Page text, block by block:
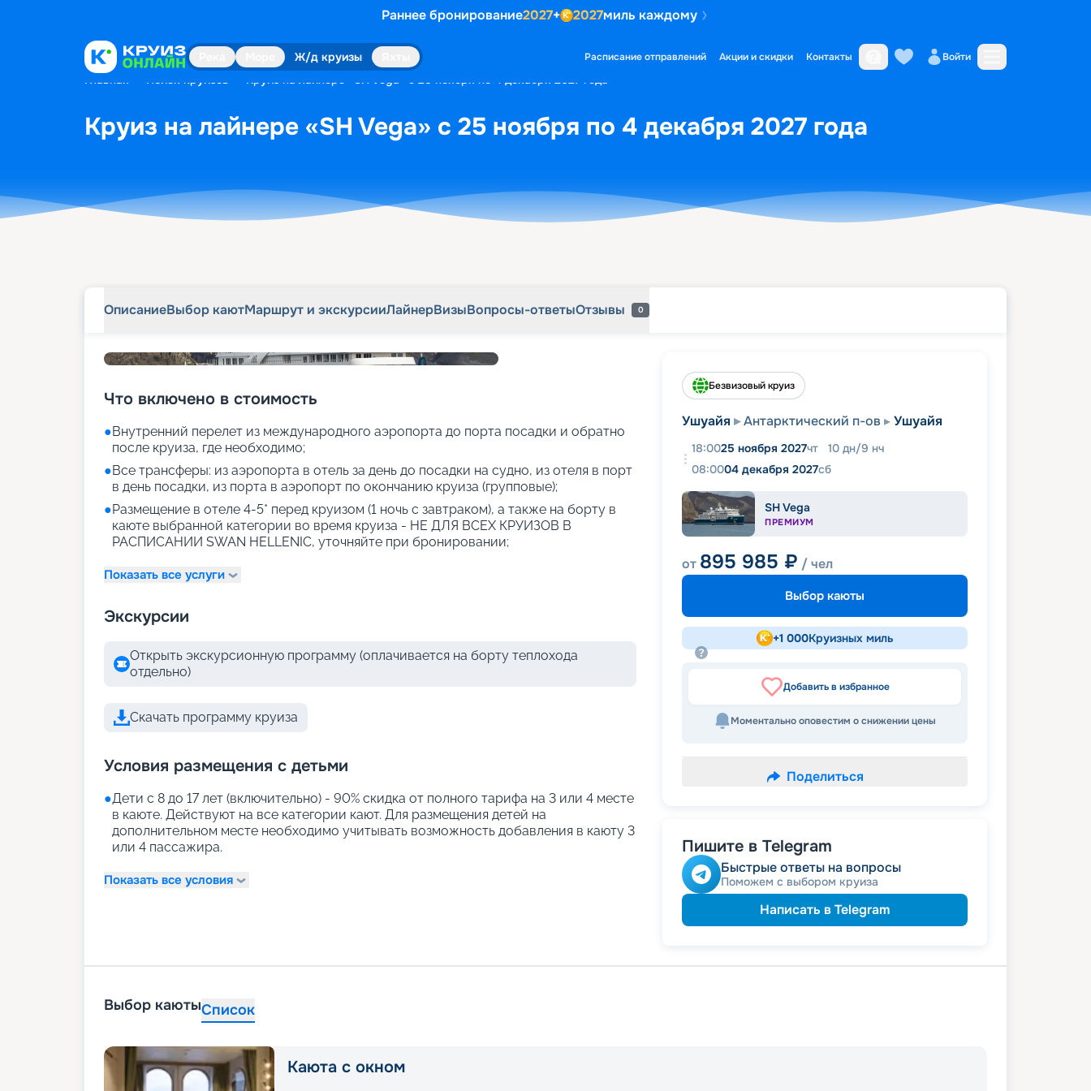
Раннее бронирование2027+ 2027миль каждому
Ж/д круизы Расписание отправлений Акции и скидки Контакты Войти
Главная Поиск круизов Круиз на лайнере «SH Vega» с 25 ноября по 4 декабря 2027 года
Круиз на лайнере «SH Vega» с 25 ноября по 4 декабря 2027 года
ОписаниеВыбор каютМаршрут и экскурсииЛайнерВизыВопросы-ответыОтзывы 0
Что включено в стоимость
●Внутренний перелет из международного аэропорта до порта посадки и обратно
после круиза, где необходимо;
●Все трансферы: из аэропорта в отель за день до посадки на судно, из отеля в порт
в день посадки, из порта в аэропорт по окончанию круиза (групповые);
●Размещение в отеле 4-5* перед круизом (1 ночь с завтраком), а также на борту в
каюте выбранной категории во время круиза - НЕ ДЛЯ ВСЕХ КРУИЗОВ В
РАСПИСАНИИ SWAN HELLENIC, уточняйте при бронировании;
Показать все услуги
Экскурсии
Открыть экскурсионную программу (оплачивается на борту теплохода
отдельно)
Скачать программу круиза
Условия размещения с детьми
●Дети с 8 до 17 лет (включительно) - 90% скидка от полного тарифа на 3 или 4 месте
в каюте. Действуют на все категории кают. Для размещения детей на
дополнительном месте необходимо учитывать возможность добавления в каюту 3
или 4 пассажира.
Показать все условия
Безвизовый круиз
Ушуайя Антарктический п-ов Ушуайя
18:0025 ноября 2027чт 10 дн/9 нч
08:0004 декабря 2027сб
SH Vega
ПРЕМИУМ
от 895 985 ₽ / чел
Выбор каюты
+1 000Круизных миль
Добавить в избранное
Моментально оповестим о снижении цены
Поделиться
Пишите в Telegram
Быстрые ответы на вопросы
Поможем с выбором круиза
Написать в Telegram
Выбор каютыСписок
Каюта с окном